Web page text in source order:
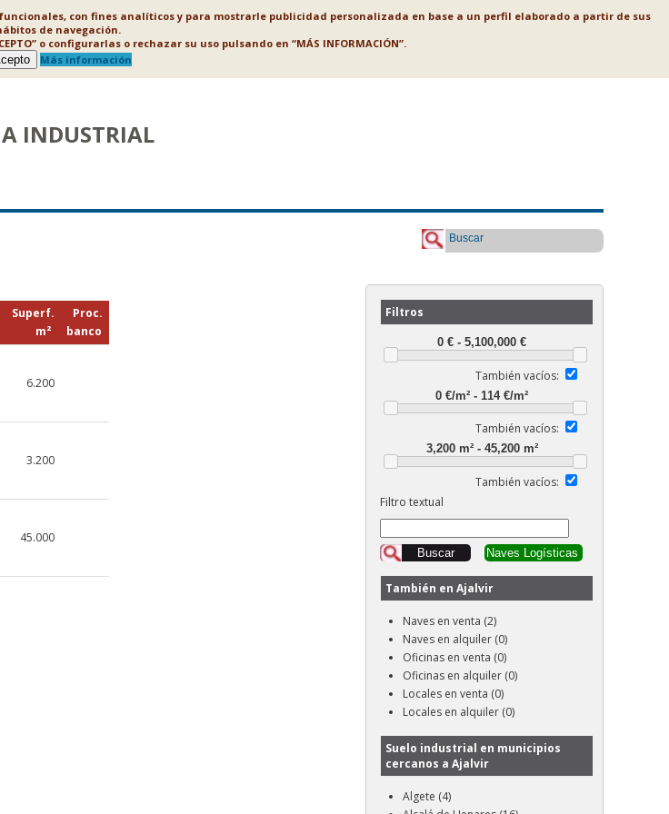
con fines analíticos y para mostrarle publicidad personalizada en base a un perfil elaborado a partir de sus
de navegación.
o configurarlas o rechazar su uso pulsando en “MÁS INFORMACIÓN”.
Más información
INDUSTRIAL
Buscar
Superf.
m²
Proc.
banco
6.200
3.200
45.000
Filtros
También vacíos:
También vacíos:
También vacíos:
Filtro textual
También en Ajalvir
Naves en venta (2)
Naves en alquiler (0)
Oficinas en venta (0)
Oficinas en alquiler (0)
Locales en venta (0)
Locales en alquiler (0)
Suelo industrial en municipios
cercanos a Ajalvir
Algete (4)